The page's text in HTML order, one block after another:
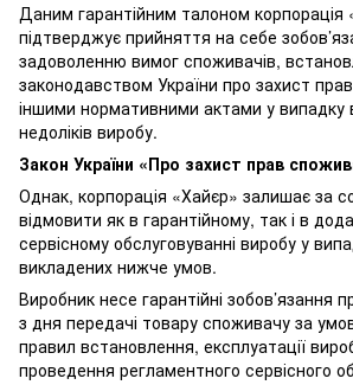
Даним гарантійним талоном корпорація
підтверджує прийняття на себе
задоволенню вимог споживачів,
законодавством України про захист
іншими нормативними актами у випадку
недоліків виробу.
Закон України «Про захист прав
Однак, корпорація «Хайєр» залишає за
відмовити як в гарантійному, так і в
сервісному обслуговуванні виробу у
викладених нижче умов.
Виробник несе гарантійні зобов’язання
з дня передачі товару споживачу за
правил встановлення, експлуатації
проведення регламентного сервісного